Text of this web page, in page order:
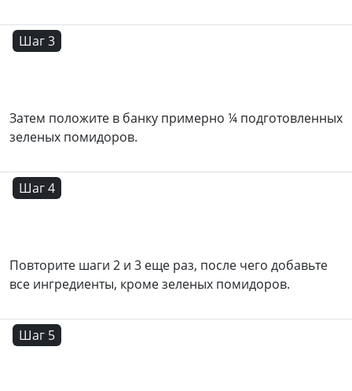
Шаг 3
Затем положите в банку примерно ¼ подготовленных
зеленых помидоров.
Шаг 4
Повторите шаги 2 и 3 еще раз, после чего добавьте
все ингредиенты, кроме зеленых помидоров.
Шаг 5